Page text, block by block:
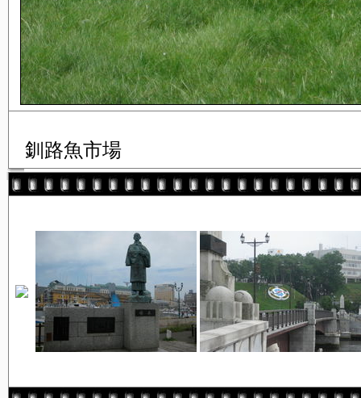
釧路魚市場